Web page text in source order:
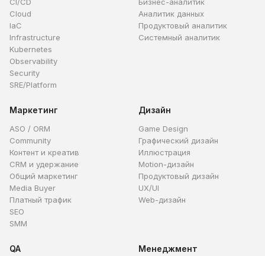
CI/CD
Cloud
IaC
Infrastructure
Kubernetes
Observability
Security
SRE/Platform
Бизнес-аналитик
Аналитик данных
Продуктовый аналитик
Системный аналитик
Маркетинг
ASO / ORM
Community
Контент и креатив
CRM и удержание
Общий маркетинг
Media Buyer
Платный трафик
SEO
SMM
Дизайн
Game Design
Графический дизайн
Иллюстрация
Motion-дизайн
Продуктовый дизайн
UX/UI
Web-дизайн
QA Менеджмент